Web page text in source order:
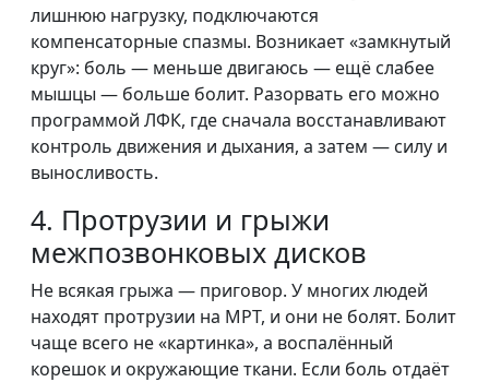
лишнюю нагрузку, подключаются
компенсаторные спазмы. Возникает «замкнутый
круг»: боль — меньше двигаюсь — ещё слабее
мышцы — больше болит. Разорвать его можно
программой ЛФК, где сначала восстанавливают
контроль движения и дыхания, а затем — силу и
выносливость.
4. Протрузии и грыжи
межпозвонковых дисков
Не всякая грыжа — приговор. У многих людей
находят протрузии на МРТ, и они не болят. Болит
чаще всего не «картинка», а воспалённый
корешок и окружающие ткани. Если боль отдаёт